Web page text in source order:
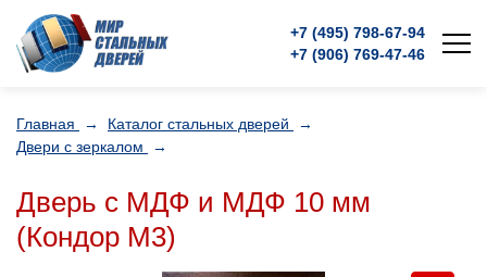
+7 (495) 798-67-94
+7 (906) 769-47-46
Главная → Каталог стальных дверей
→
Двери с зеркалом
→
Дверь с МДФ и МДФ 10 мм
(Кондор M3)